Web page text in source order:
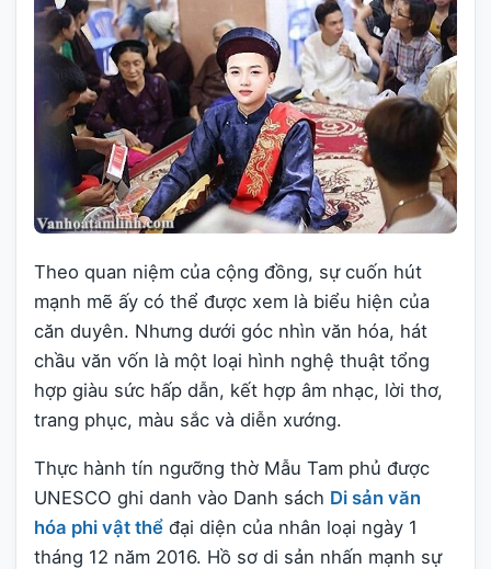
Theo quan niệm của cộng đồng, sự cuốn hút
mạnh mẽ ấy có thể được xem là biểu hiện của
căn duyên. Nhưng dưới góc nhìn văn hóa, hát
chầu văn vốn là một loại hình nghệ thuật tổng
hợp giàu sức hấp dẫn, kết hợp âm nhạc, lời thơ,
trang phục, màu sắc và diễn xướng.
Thực hành tín ngưỡng thờ Mẫu Tam phủ được
UNESCO ghi danh vào Danh sách Di sản văn
hóa phi vật thể đại diện của nhân loại ngày 1
tháng 12 năm 2016. Hồ sơ di sản nhấn mạnh sự